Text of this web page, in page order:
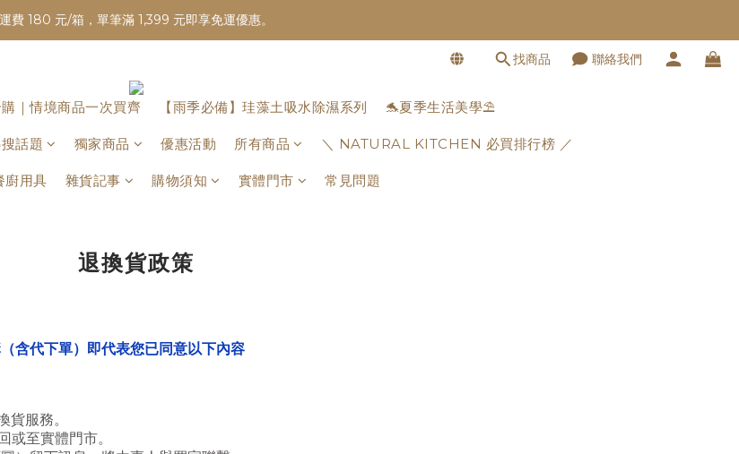
運費 180 元/箱，單筆滿 1,399 元即享免運優惠。
找商品 聯絡我們
｜情境商品一次買齊 【雨季必備】珪藻土吸水除濕系列 🐬夏季生活美學⛱️
話題 獨家商品 優惠活動 所有商品 ＼ NATURAL KITCHEN 必買排行榜 ／
廚用具 雜貨記事 購物須知 實體門市 常見問題
退換貨政策
含代下單）即代表您已同意以下內容
服務。
至實體門市。